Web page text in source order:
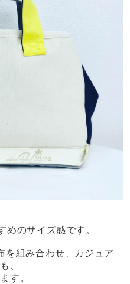
めのサイズ感です。
を組み合わせ、カジュア
、
す。